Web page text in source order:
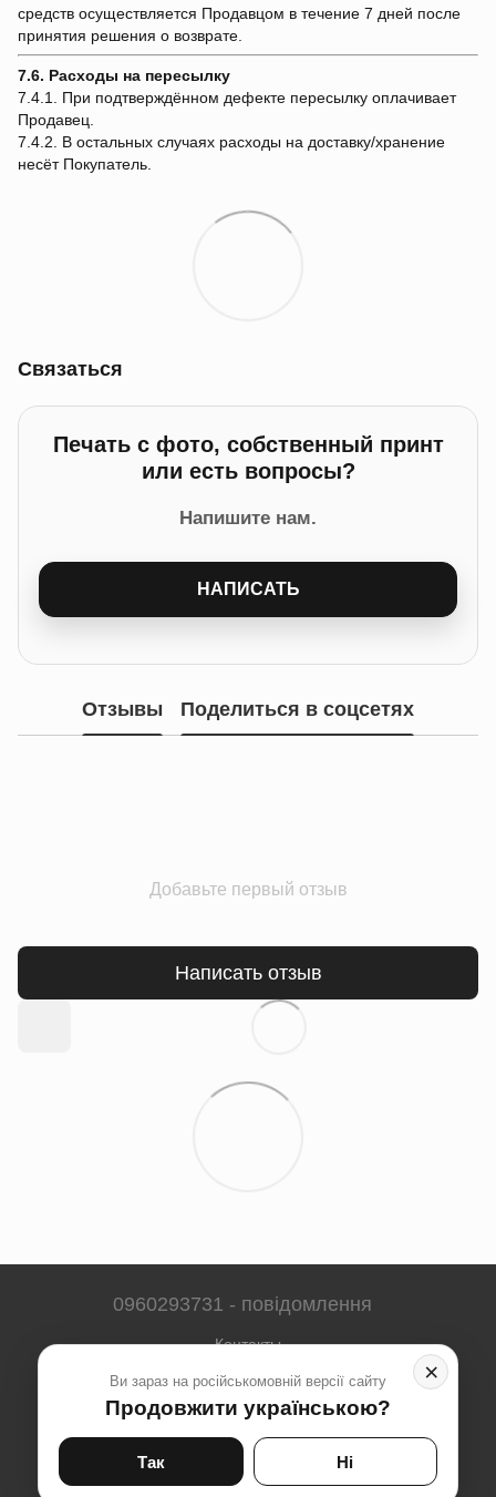
средств осуществляется Продавцом в течение 7 дней после
принятия решения о возврате.
7.6. Расходы на пересылку
7.4.1. При подтверждённом дефекте пересылку оплачивает
Продавец.
7.4.2. В остальных случаях расходы на доставку/хранение
несёт Покупатель.
Связаться
Печать с фото, собственный принт
или есть вопросы?
Напишите нам.
НАПИСАТЬ
Отзывы Поделиться в соцсетях
Добавьте первый отзыв
Написать отзыв
0960293731 - повідомлення
Контакты
Полная версия сайта
Карта сайта
×
Ви зараз на російськомовній версії сайту
Продовжити українською?
Так Ні